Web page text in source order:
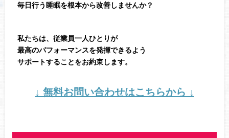
毎日行う睡眠を根本から改善しませんか？
私たちは、従業員一人ひとりが
最高のパフォーマンスを発揮できるよう
サポートすることをお約束します。
↓ 無料お問い合わせはこちらから ↓